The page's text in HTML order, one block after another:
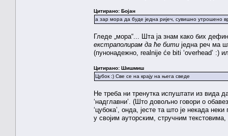
Цитирано: Бојан
а зар мора да буде једна ријеч, сувишно утрошено
Гледе „мора“... Шта ја знам како бих
екстраполирам да ће бити једна реч ма
(пунонадежно, realnije će biti ‘overhead’ :)
Цитирано: Шишмиш
Цубок :) Све се на крају на њега сведе
Не треба ни тренутка испуштати из вида
‘надглавни’. (Што довољно говори о
‘цубока’, онда, јесте та што је некада
у својим ауторским, стручним